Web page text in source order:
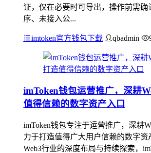
证，仅在必要时可导出，操作前需确
序、未接入公...
imtoken官方钱包下载 qbadmin
imToken钱包运营推广，深耕
值得信赖的数字资产入口
imToken钱包专注于运营推广，深耕
力于打造值得广大用户信赖的数字资
Web3行业的深度布局与持续探索，